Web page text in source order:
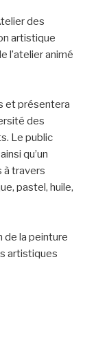
des
artistique
l’atelier animé
et présentera
des
Le public
qu’un
à travers
pastel, huile,
de la peinture
artistiques